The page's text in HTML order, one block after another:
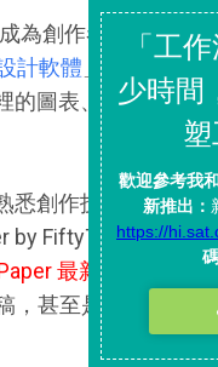
為創作者。」在之前
計軟體 」文章裡，我
圖表、溝通產品的
悉創作技巧、缺乏美
by FiftyThree 」這款
最新版內建的
，甚至是精細的心智